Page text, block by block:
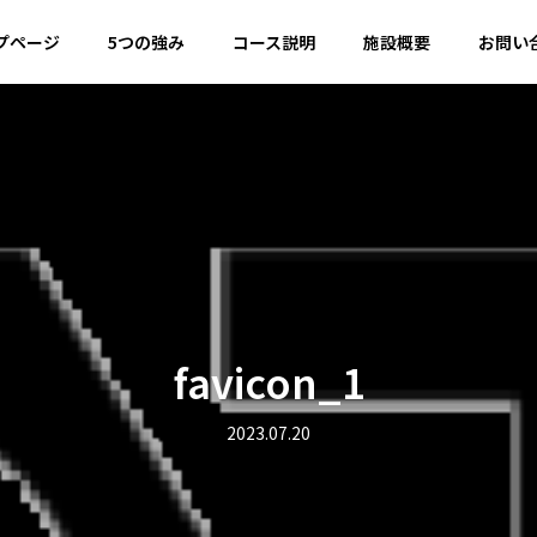
ページ 5つの強み コース説明 施設概要 お問い
favicon_1
2023.07.20